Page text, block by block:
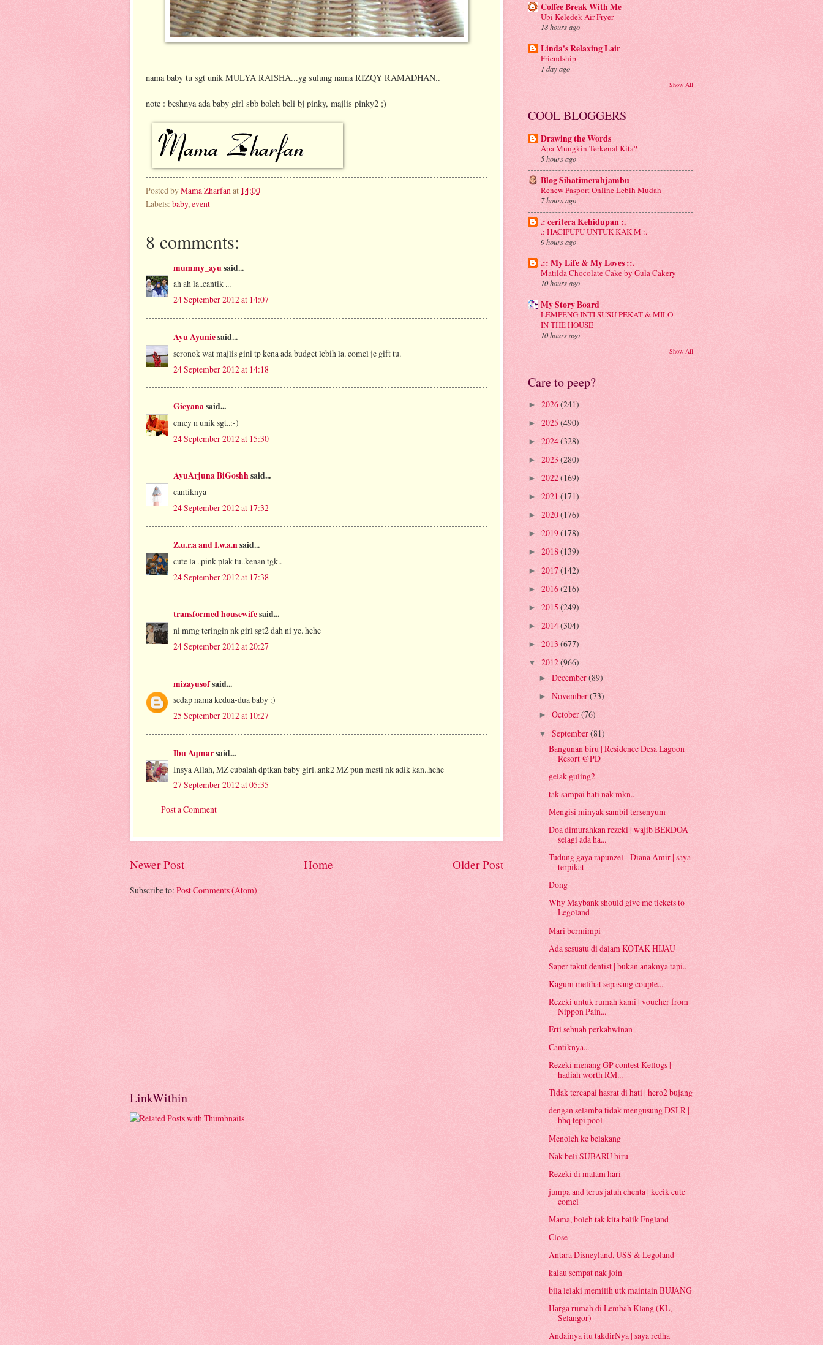
nama baby tu sgt unik MULYA RAISHA...yg sulung nama RIZQY RAMADHAN..
note : beshnya ada baby girl sbb boleh beli bj pinky, majlis pinky2 ;)
Posted byMama Zharfan at 14:00
Labels: baby, event
8 comments:
mummy_ayusaid...
ah ah la..cantik ...
24 September 2012 at 14:07
Ayu Ayuniesaid...
seronok wat majlis gini tp kena ada budget lebih la. comel je gift tu.
24 September 2012 at 14:18
Gieyanasaid...
cmey n unik sgt..:-)
24 September 2012 at 15:30
AyuArjuna BiGoshhsaid...
cantiknya
24 September 2012 at 17:32
Z.u.r.a and I.w.a.nsaid...
cute la ..pink plak tu..kenan tgk..
24 September 2012 at 17:38
transformed housewifesaid...
ni mmg teringin nk girl sgt2 dah ni ye. hehe
24 September 2012 at 20:27
mizayusofsaid...
sedap nama kedua-dua baby :)
25 September 2012 at 10:27
Ibu Aqmarsaid...
Insya Allah, MZ cubalah dptkan baby girl..ank2 MZ pun mesti nk adik kan..hehe
27 September 2012 at 05:35
Post a Comment
Newer Post Older Post
Home
Subscribe to: Post Comments (Atom)
LinkWithin
Coffee Break With Me
Ubi Keledek Air Fryer
18 hours ago
Linda's Relaxing Lair
Friendship
1 day ago
Show All
COOL BLOGGERS
Drawing the Words
Apa Mungkin Terkenal Kita?
5 hours ago
Blog Sihatimerahjambu
Renew Pasport Online Lebih Mudah
7 hours ago
.: ceritera Kehidupan :.
.: HACIPUPU UNTUK KAK M :.
9 hours ago
.:: My Life & My Loves ::.
Matilda Chocolate Cake by Gula Cakery
10 hours ago
My Story Board
LEMPENG INTI SUSU PEKAT & MILO
IN THE HOUSE
10 hours ago
Show All
Care to peep?
► 2026(241)
► 2025 (490)
► 2024(328)
► 2023 (280)
► 2022(169)
► 2021 (171)
► 2020(176)
► 2019(178)
► 2018(139)
► 2017 (142)
► 2016(216)
► 2015 (249)
► 2014(304)
► 2013 (677)
▼ 2012(966)
► December(89)
► November(73)
► October(76)
▼ September(81)
Bangunan biru | Residence Desa Lagoon
Resort @PD
gelak guling2
tak sampai hati nak mkn..
Mengisi minyak sambil tersenyum
Doa dimurahkan rezeki | wajib BERDOA
selagi ada ha...
Tudung gaya rapunzel - Diana Amir | saya
terpikat
Dong
Why Maybank should give me tickets to
Legoland
Mari bermimpi
Ada sesuatu di dalam KOTAK HIJAU
Saper takut dentist | bukan anaknya tapi..
Kagum melihat sepasang couple...
Rezeki untuk rumah kami | voucher from
Nippon Pain...
Erti sebuah perkahwinan
Cantiknya...
Rezeki menang GP contest Kellogs |
hadiah worth RM...
Tidak tercapai hasrat di hati | hero2 bujang
dengan selamba tidak mengusung DSLR |
bbq tepi pool
Menoleh ke belakang
Nak beli SUBARU biru
Rezeki di malam hari
jumpa and terus jatuh chenta | kecik cute
comel
Mama, boleh tak kita balik England
Close
Antara Disneyland, USS & Legoland
kalau sempat nak join
bila lelaki memilih utk maintain BUJANG
Harga rumah di Lembah Klang (KL,
Selangor)
Andainya itu takdirNya | saya redha